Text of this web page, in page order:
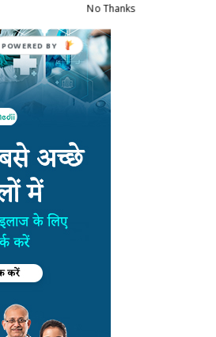
No Thanks
POWERED BY